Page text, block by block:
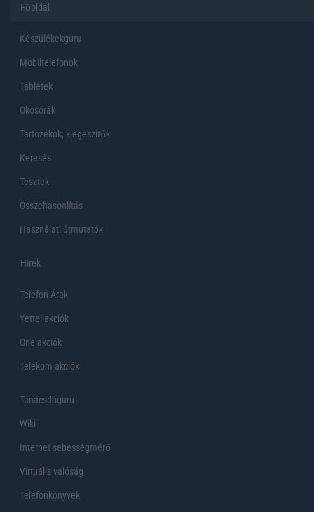
Főoldal
Készülékekguru
Mobiltelefonok
Tabletek
Okosórák
Tartozékok, kiegeszítők
Keresés
Tesztek
Összehasonlítás
Használati útmutatók
Hirek
Telefon Árak
Yettel akciók
One akciók
Telekom akciók
Tanácsdóguru
Wiki
Internet sebességmérő
Virtuális valóság
Telefonkönyvek